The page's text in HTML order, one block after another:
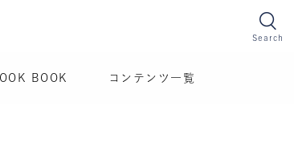
Search
BOOK コンテンツ一覧